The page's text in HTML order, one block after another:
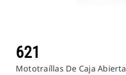
621
Mototraíllas De Caja Abierta